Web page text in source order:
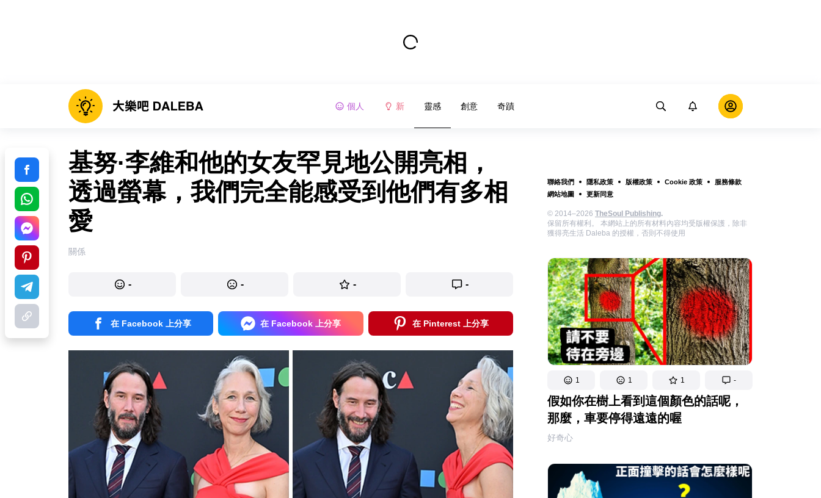
個人 新 靈感 創意 奇蹟
聯絡我們 隱私政策 版權政策 Cookie 政策
服務條款
網站地圖
更新同意
© 2014–2026 TheSoul Publishing.
保留所有權利。 本網站上的所有材料內容均受版權保護，除非
獲得亮生活 Daleba 的授權，否則不得使用
1 1 1 -
假如你在樹上看到這個顏色的話呢，
那麼，車要停得遠遠的喔
好奇心
基努·李維和他的女友罕見地公開亮相，
透過螢幕，我們完全能感受到他們有多相
愛
關係
- - - -
在 Facebook 上分享 在 Facebook 上分享 在 Pinterest 上分享